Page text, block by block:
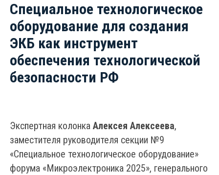
Специальное технологическое
оборудование для создания
ЭКБ как инструмент
обеспечения технологической
безопасности РФ
Экспертная колонка Алексея Алексеева,
заместителя руководителя секции №9
«Специальное технологическое оборудование»
форума «Микроэлектроника 2025», генерального